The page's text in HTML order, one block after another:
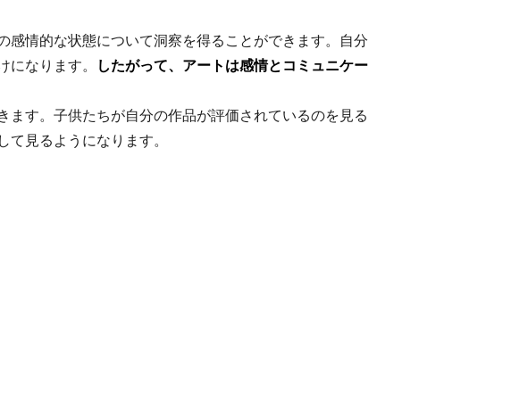
情的な状態について洞察を得ることができます。自分
なります。
したがって、アートは感情とコミュニケー
す。子供たちが自分の作品が評価されているのを見る
見るようになります。